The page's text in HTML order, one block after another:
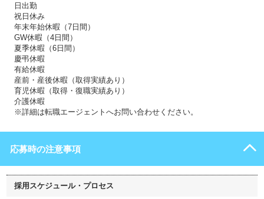
日出勤
祝日休み
年末年始休暇（7日間）
GW休暇（4日間）
夏季休暇（6日間）
慶弔休暇
有給休暇
産前・産後休暇（取得実績あり）
育児休暇（取得・復職実績あり）
介護休暇
※詳細は転職エージェントへお問い合わせください。
応募時の注意事項
採用スケジュール・プロセス